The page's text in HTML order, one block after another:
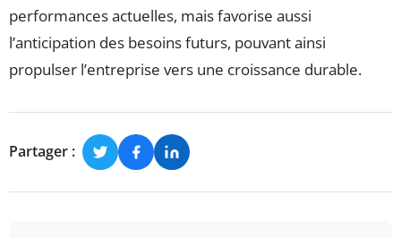
performances actuelles, mais favorise aussi
l’anticipation des besoins futurs, pouvant ainsi
propulser l’entreprise vers une croissance durable.
Partager :